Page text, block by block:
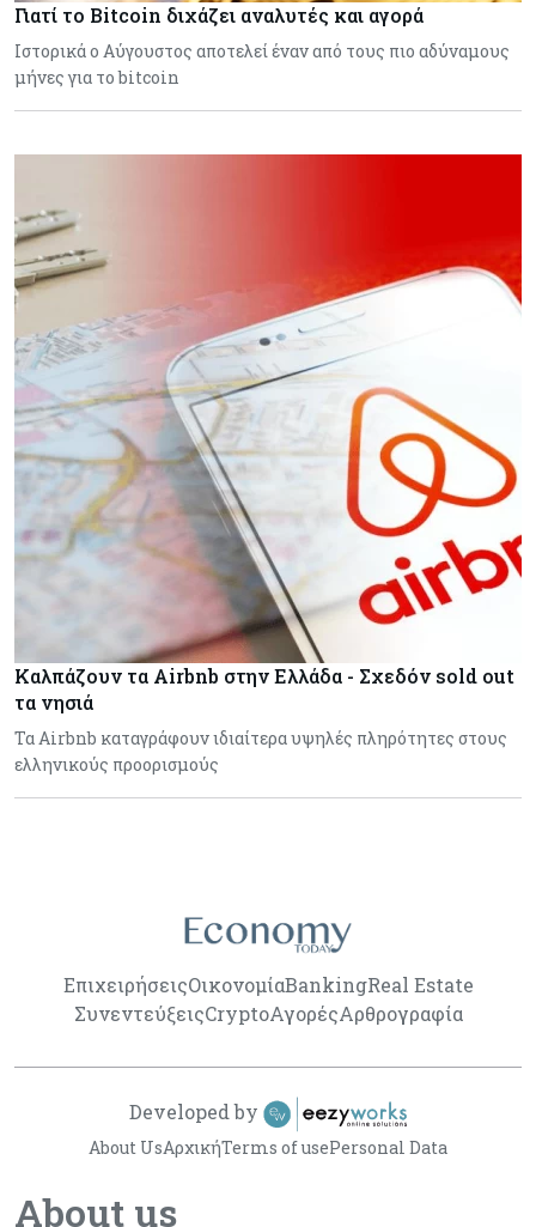
Γιατί το Bitcoin διχάζει αναλυτές και αγορά
Ιστορικά ο Αύγουστος αποτελεί έναν από τους πιο αδύναμους
μήνες για το bitcoin
Καλπάζουν τα Airbnb στην Ελλάδα - Σχεδόν sold out
τα νησιά
Τα Airbnb καταγράφουν ιδιαίτερα υψηλές πληρότητες στους
ελληνικούς προορισμούς
ΕπιχειρήσειςΟικονομίαBankingReal Estate
ΣυνεντεύξειςCryptoΑγορέςΑρθρογραφία
About us
About UsΑρχικήTerms of usePersonal Data
Developed by